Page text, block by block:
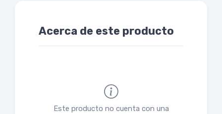
Acerca de este producto
Este producto no cuenta con una